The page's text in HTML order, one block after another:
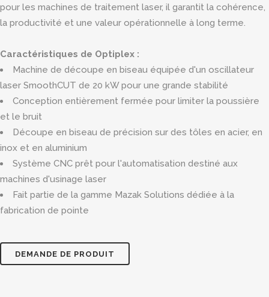
pour les machines de traitement laser, il garantit la cohérence,
la productivité et une valeur opérationnelle à long terme.
Caractéristiques de Optiplex :
Machine de découpe en biseau équipée d'un oscillateur
laser SmoothCUT de 20 kW pour une grande stabilité
Conception entièrement fermée pour limiter la poussière
et le bruit
Découpe en biseau de précision sur des tôles en acier, en
inox et en aluminium
Système CNC prêt pour l'automatisation destiné aux
machines d'usinage laser
Fait partie de la gamme Mazak Solutions dédiée à la
fabrication de pointe
DEMANDE DE PRODUIT